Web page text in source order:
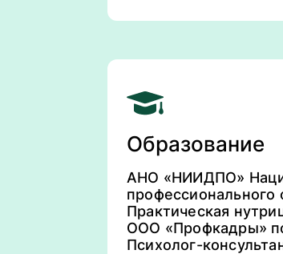
Образование
АНО «НИИДПО»
профессионального
Практическая
ООО «Профкадры»
Психолог-